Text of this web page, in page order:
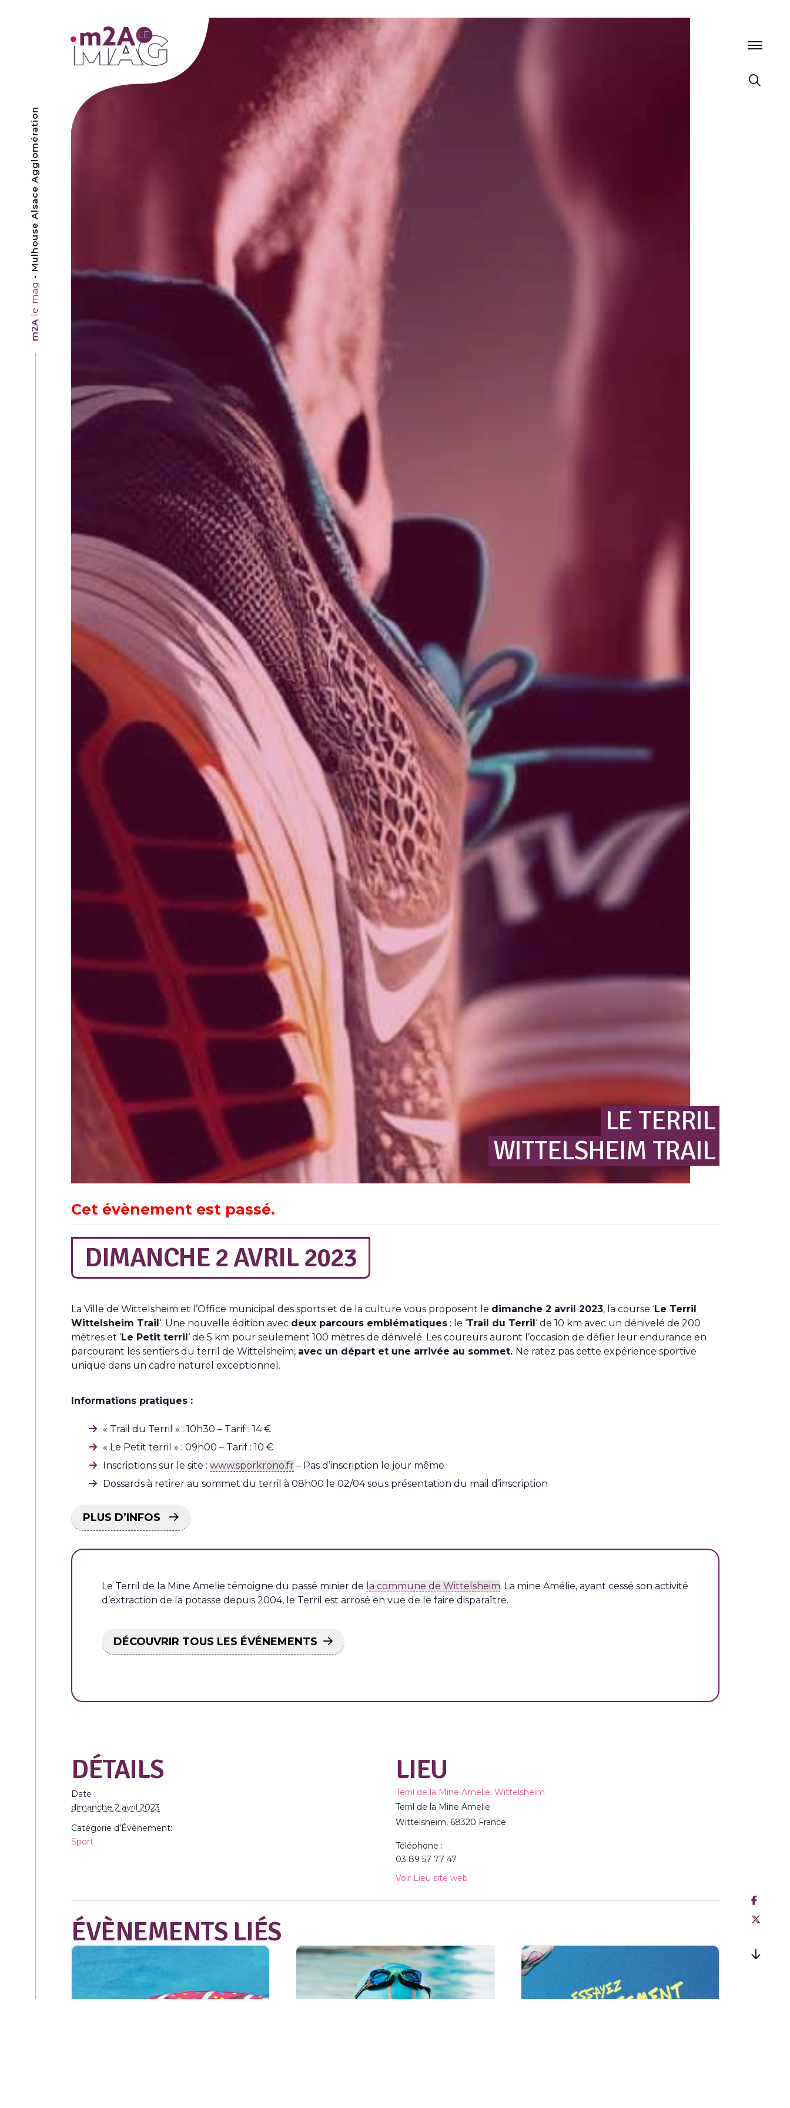
m2A
le mag
- Mulhouse Alsace Agglomération
LE TERRIL
WITTELSHEIM TRAIL
Cet évènement est passé.
DIMANCHE 2 AVRIL 2023
La Ville de Wittelsheim et l’Office municipal des sports et de la culture vous proposent le dimanche 2 avril 2023, la course ‘Le Terril
Wittelsheim Trail ‘. Une nouvelle édition avec deux parcours emblématiques : le ‘Trail du Terril ‘ de 10 km avec un dénivelé de 200
mètres et ‘Le Petit terril ‘ de 5 km pour seulement 100 mètres de dénivelé. Les coureurs auront l’occasion de défier leur endurance en
parcourant les sentiers du terril de Wittelsheim, avec un départ et une arrivée au sommet. Ne ratez pas cette expérience sportive
unique dans un cadre naturel exceptionnel.
Informations pratiques :
« Trail du Terril » : 10h30 – Tarif : 14 €
« Le Petit terril » : 09h00 – Tarif : 10 €
Inscriptions sur le site : www.sporkrono.fr – Pas d’inscription le jour même
Dossards à retirer au sommet du terril à 08h00 le 02/04 sous présentation du mail d’inscription
PLUS D’INFOS
Le Terril de la Mine Amelie témoigne du passé minier de la commune de Wittelsheim. La mine Amélie, ayant cessé son activité
d’extraction de la potasse depuis 2004, le Terril est arrosé en vue de le faire disparaître.
DÉCOUVRIR TOUS LES ÉVÉNEMENTS
DÉTAILS
Date :
dimanche 2 avril 2023
Catégorie d’Évènement:
Sport
LIEU
Terril de la Mine Amelie, Wittelsheim
Terril de la Mine Amelie
Wittelsheim, 68320 France
Téléphone :
03 89 57 77 47
Voir Lieu site web
ÉVÈNEMENTS LIÉS